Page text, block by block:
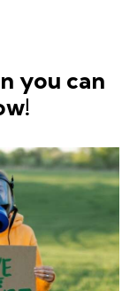
you can